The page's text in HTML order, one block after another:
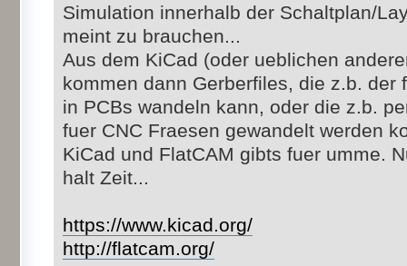
Simulation innerhalb der Schaltplan/
meint zu brauchen...
Aus dem KiCad (oder ueblichen
kommen dann Gerberfiles, die z.b. der
in PCBs wandeln kann, oder die z.b.
fuer CNC Fraesen gewandelt werden
KiCad und FlatCAM gibts fuer umme.
halt Zeit...
https://www.kicad.org/
http://flatcam.org/